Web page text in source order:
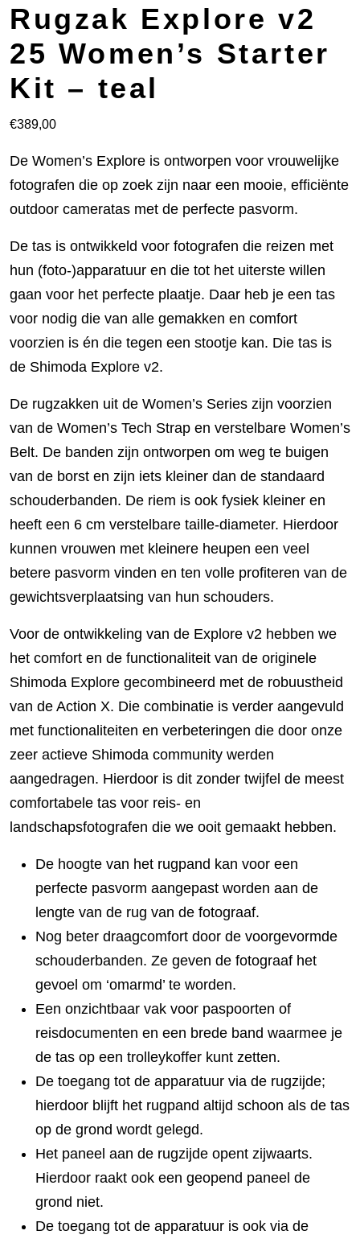
Rugzak Explore v2
25 Women’s Starter
Kit – teal
€389,00
De Women’s Explore is ontworpen voor vrouwelijke
fotografen die op zoek zijn naar een mooie, efficiënte
outdoor cameratas met de perfecte pasvorm.
De tas is ontwikkeld voor fotografen die reizen met
hun (foto-)apparatuur en die tot het uiterste willen
gaan voor het perfecte plaatje. Daar heb je een tas
voor nodig die van alle gemakken en comfort
voorzien is én die tegen een stootje kan. Die tas is
de Shimoda Explore v2.
De rugzakken uit de Women’s Series zijn voorzien
van de Women’s Tech Strap en verstelbare Women’s
Belt. De banden zijn ontworpen om weg te buigen
van de borst en zijn iets kleiner dan de standaard
schouderbanden. De riem is ook fysiek kleiner en
heeft een 6 cm verstelbare taille-diameter. Hierdoor
kunnen vrouwen met kleinere heupen een veel
betere pasvorm vinden en ten volle profiteren van de
gewichtsverplaatsing van hun schouders.
Voor de ontwikkeling van de Explore v2 hebben we
het comfort en de functionaliteit van de originele
Shimoda Explore gecombineerd met de robuustheid
van de Action X. Die combinatie is verder aangevuld
met functionaliteiten en verbeteringen die door onze
zeer actieve Shimoda community werden
aangedragen. Hierdoor is dit zonder twijfel de meest
comfortabele tas voor reis- en
landschapsfotografen die we ooit gemaakt hebben.
De hoogte van het rugpand kan voor een
perfecte pasvorm aangepast worden aan de
lengte van de rug van de fotograaf.
Nog beter draagcomfort door de voorgevormde
schouderbanden. Ze geven de fotograaf het
gevoel om ‘omarmd’ te worden.
Een onzichtbaar vak voor paspoorten of
reisdocumenten en een brede band waarmee je
de tas op een trolleykoffer kunt zetten.
De toegang tot de apparatuur via de rugzijde;
hierdoor blijft het rugpand altijd schoon als de tas
op de grond wordt gelegd.
Het paneel aan de rugzijde opent zijwaarts.
Hierdoor raakt ook een geopend paneel de
grond niet.
De toegang tot de apparatuur is ook via de